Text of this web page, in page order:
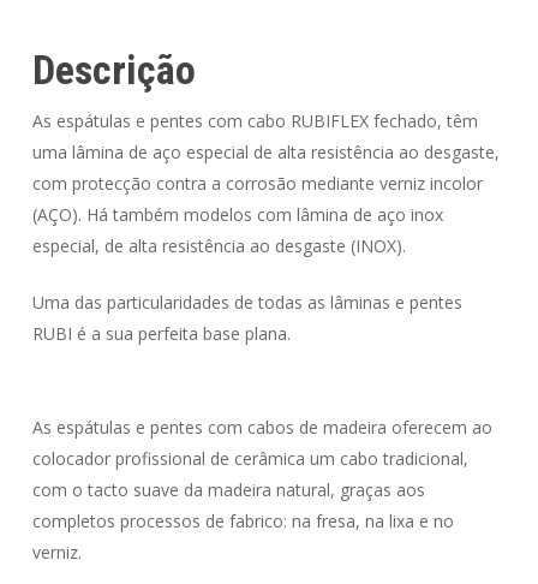
Descrição
As espátulas e pentes com cabo RUBIFLEX fechado, têm
uma lâmina de aço especial de alta resistência ao desgaste,
com protecção contra a corrosão mediante verniz incolor
(AÇO). Há também modelos com lâmina de aço inox
especial, de alta resistência ao desgaste (INOX).
Uma das particularidades de todas as lâminas e pentes
RUBI é a sua perfeita base plana.
As espátulas e pentes com cabos de madeira oferecem ao
colocador profissional de cerâmica um cabo tradicional,
com o tacto suave da madeira natural, graças aos
completos processos de fabrico: na fresa, na lixa e no
verniz.